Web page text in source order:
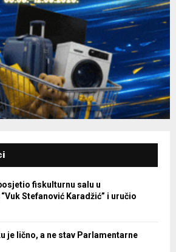
fiskulturnu salu u
Stefanović Karadžić” i uručio
je lično, a ne stav Parlamentarne